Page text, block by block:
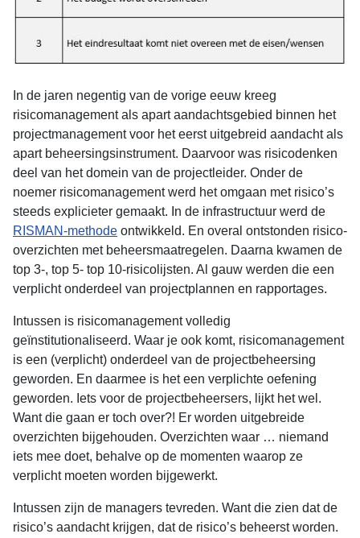
In de jaren negentig van de vorige eeuw kreeg
risicomanagement als apart aandachtsgebied binnen het
projectmanagement voor het eerst uitgebreid aandacht als
apart beheersingsinstrument. Daarvoor was risicodenken
deel van het domein van de projectleider. Onder de
noemer risicomanagement werd het omgaan met risico’s
steeds explicieter gemaakt. In de infrastructuur werd de
RISMAN-methode ontwikkeld. En overal ontstonden risico-
overzichten met beheersmaatregelen. Daarna kwamen de
top 3-, top 5- top 10-risicolijsten. Al gauw werden die een
verplicht onderdeel van projectplannen en rapportages.
Intussen is risicomanagement volledig
geïnstitutionaliseerd. Waar je ook komt, risicomanagement
is een (verplicht) onderdeel van de projectbeheersing
geworden. En daarmee is het een verplichte oefening
geworden. Iets voor de projectbeheersers, lijkt het wel.
Want die gaan er toch over?! Er worden uitgebreide
overzichten bijgehouden. Overzichten waar … niemand
iets mee doet, behalve op de momenten waarop ze
verplicht moeten worden bijgewerkt.
Intussen zijn de managers tevreden. Want die zien dat de
risico’s aandacht krijgen, dat de risico’s beheerst worden.